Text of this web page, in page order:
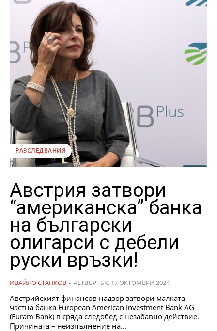
РАЗСЛЕДВАНИЯ
Австрия затвори
“американска” банка
на български
олигарси с дебели
руски връзки!
ИВАЙЛО СТАНКОВ - ЧЕТВЪРТЪК, 17 ОКТОМВРИ 2024
Австрийският финансов надзор затвори малката
частна банка European American Investment Bank AG
(Euram Bank) в сряда следобед с незабавно действие.
Причината – неизпълнение на...